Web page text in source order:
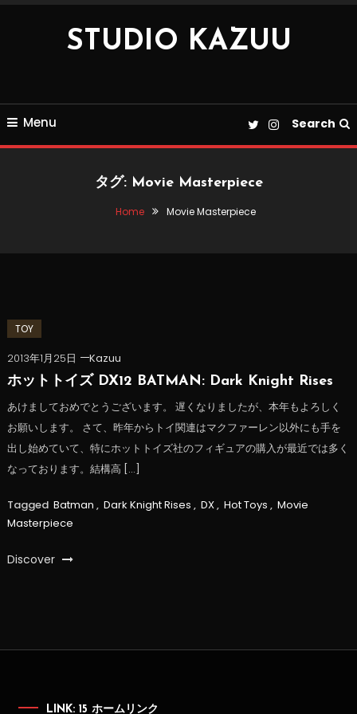
STUDIO KAZUU
Menu Search
タグ: Movie Masterpiece
Home Movie Masterpiece
TOY
2013年1月25日
Kazuu
ホットトイズ DX12 BATMAN: Dark Knight Rises
あけましておめでとうございます。 遅くなりましたが、本年もよろしく
お願いします。 さて、昨年からトイ関連はマクファーレン以外にも手を
出し始めていて、特にホットトイズ社のフィギュアの購入が最近では多く
なっております。結構高 […]
Tagged Batman , Dark Knight Rises , DX, Hot Toys , Movie
Masterpiece
Discover
LINK: 15 ホームリンク